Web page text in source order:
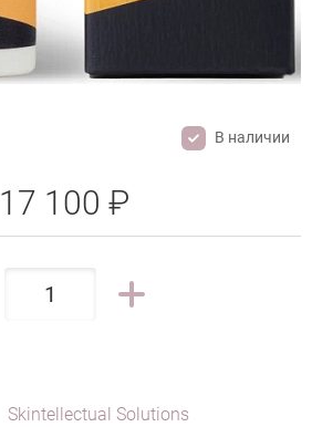
В наличии
Skintellectual Solutions
17 100 ₽